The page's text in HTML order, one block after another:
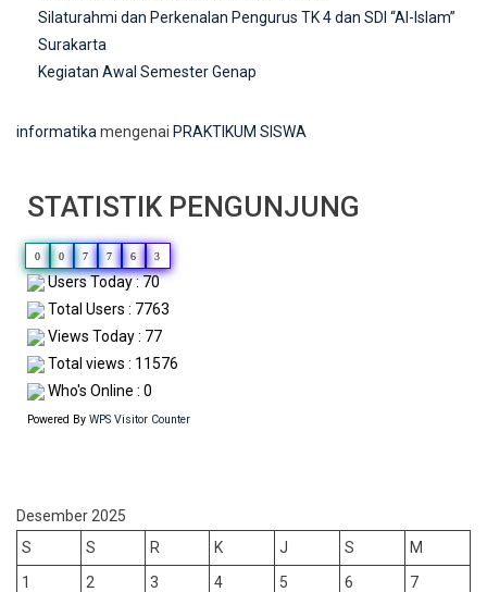
Silaturahmi dan Perkenalan Pengurus TK 4 dan SDI “Al-Islam”
Surakarta
Kegiatan Awal Semester Genap
informatika mengenai PRAKTIKUM SISWA
STATISTIK PENGUNJUNG
0 0 7 7 6 3
Users Today : 70
Total Users : 7763
Views Today : 77
Total views : 11576
Who's Online : 0
Powered By WPS Visitor Counter
Desember 2025
S
S R K J S
M
1
2 3 4 5 6
7